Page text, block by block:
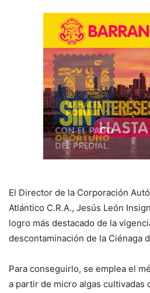
El Director de la Corporación
Atlántico C.R.A., Jesús León
logro más destacado de la
descontaminación de la Ciénaga
Para conseguirlo, se emplea el
a partir de micro algas cultivadas